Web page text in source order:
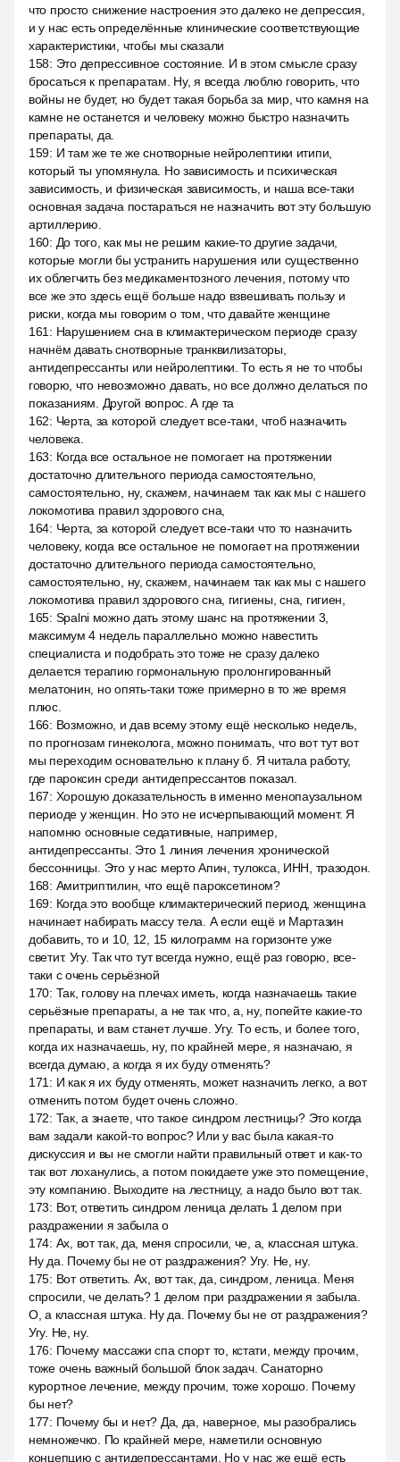
что просто снижение настроения это далеко не депрессия,
и у нас есть определённые клинические соответствующие
характеристики, чтобы мы сказали
158: Это депрессивное состояние. И в этом смысле сразу
бросаться к препаратам. Ну, я всегда люблю говорить, что
войны не будет, но будет такая борьба за мир, что камня на
камне не останется и человеку можно быстро назначить
препараты, да.
159: И там же те же снотворные нейролептики итипи,
который ты упомянула. Но зависимость и психическая
зависимость, и физическая зависимость, и наша все-таки
основная задача постараться не назначить вот эту большую
артиллерию.
160: До того, как мы не решим какие-то другие задачи,
которые могли бы устранить нарушения или существенно
их облегчить без медикаментозного лечения, потому что
все же это здесь ещё больше надо взвешивать пользу и
риски, когда мы говорим о том, что давайте женщине
161 : Нарушением сна в климактерическом периоде сразу
начнём давать снотворные транквилизаторы,
антидепрессанты или нейролептики. То есть я не то чтобы
говорю, что невозможно давать, но все должно делаться по
показаниям. Другой вопрос. А где та
162: Черта, за которой следует все-таки, чтоб назначить
человека.
163: Когда все остальное не помогает на протяжении
достаточно длительного периода самостоятельно,
самостоятельно, ну, скажем, начинаем так как мы с нашего
локомотива правил здорового сна,
164: Черта, за которой следует все-таки что то назначить
человеку, когда все остальное не помогает на протяжении
достаточно длительного периода самостоятельно,
самостоятельно, ну, скажем, начинаем так как мы с нашего
локомотива правил здорового сна, гигиены, сна, гигиен,
165: Spalni можно дать этому шанс на протяжении 3,
максимум 4 недель параллельно можно навестить
специалиста и подобрать это тоже не сразу далеко
делается терапию гормональную пролонгированный
мелатонин, но опять-таки тоже примерно в то же время
плюс.
166: Возможно, и дав всему этому ещё несколько недель,
по прогнозам гинеколога, можно понимать, что вот тут вот
мы переходим основательно к плану б. Я читала работу,
где пароксин среди антидепрессантов показал.
167: Хорошую доказательность в именно менопаузальном
периоде у женщин. Но это не исчерпывающий момент. Я
напомню основные седативные, например,
антидепрессанты. Это 1 линия лечения хронической
бессонницы. Это у нас мерто Апин, тулокса, ИНН, тразодон.
168: Амитриптилин, что ещё пароксетином?
169: Когда это вообще климактерический период, женщина
начинает набирать массу тела. А если ещё и Мартазин
добавить, то и 10, 12, 15 килограмм на горизонте уже
светит. Угу. Так что тут всегда нужно, ещё раз говорю, все-
таки с очень серьёзной
170: Так, голову на плечах иметь, когда назначаешь такие
серьёзные препараты, а не так что, а, ну, попейте какие-то
препараты, и вам станет лучше. Угу. То есть, и более того,
когда их назначаешь, ну, по крайней мере, я назначаю, я
всегда думаю, а когда я их буду отменять?
171 : И как я их буду отменять, может назначить легко, а вот
отменить потом будет очень сложно.
172: Так, а знаете, что такое синдром лестницы? Это когда
вам задали какой-то вопрос? Или у вас была какая-то
дискуссия и вы не смогли найти правильный ответ и как-то
так вот лоханулись, а потом покидаете уже это помещение,
эту компанию. Выходите на лестницу, а надо было вот так.
173: Вот, ответить синдром леница делать 1 делом при
раздражении я забыла о
174: Ах, вот так, да, меня спросили, че, а, классная штука.
Ну да. Почему бы не от раздражения? Угу. Не, ну.
175: Вот ответить. Ах, вот так, да, синдром, леница. Меня
спросили, че делать? 1 делом при раздражении я забыла.
О, а классная штука. Ну да. Почему бы не от раздражения?
Угу. Не, ну.
176: Почему массажи спа спорт то, кстати, между прочим,
тоже очень важный большой блок задач. Санаторно
курортное лечение, между прочим, тоже хорошо. Почему
бы нет?
177: Почему бы и нет? Да, да, наверное, мы разобрались
немножечко. По крайней мере, наметили основную
концепцию с антидепрессантами. Но у нас же ещё есть